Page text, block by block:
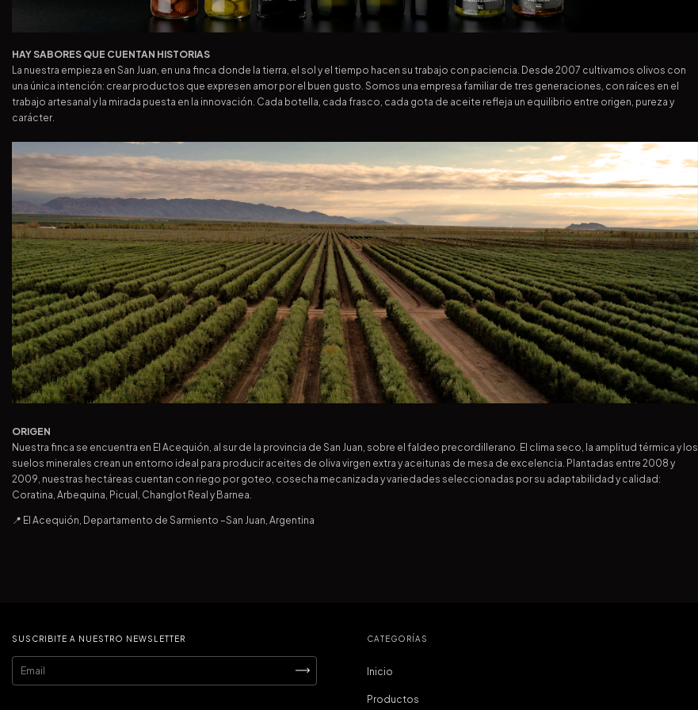
HAY SABORES QUE CUENTAN HISTORIAS
La nuestra empieza en San Juan, en una finca donde la tierra, el sol y el tiempo hacen su trabajo con paciencia. Desde 2007 cultivamos olivos con
una única intención: crear productos que expresen amor por el buen gusto. Somos una empresa familiar de tres generaciones, con raíces en el
trabajo artesanal y la mirada puesta en la innovación. Cada botella, cada frasco, cada gota de aceite refleja un equilibrio entre origen, pureza y
carácter.
ORIGEN
Nuestra finca se encuentra en El Acequión, al sur de la provincia de San Juan, sobre el faldeo precordillerano. El clima seco, la amplitud térmica y los
suelos minerales crean un entorno ideal para producir aceites de oliva virgen extra y aceitunas de mesa de excelencia. Plantadas entre 2008 y
2009, nuestras hectáreas cuentan con riego por goteo, cosecha mecanizada y variedades seleccionadas por su adaptabilidad y calidad:
Coratina, Arbequina, Picual, Changlot Real y Barnea.
📍 El Acequión, Departamento de Sarmiento –San Juan, Argentina
SUSCRIBITE A NUESTRO NEWSLETTER CATEGORÍAS
Inicio
Productos